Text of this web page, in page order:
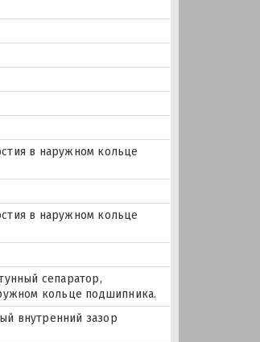
в наружном кольце
в наружном кольце
сепаратор,
кольце подшипника.
внутренний зазор